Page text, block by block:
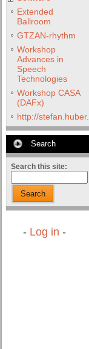
Extended
Ballroom
GTZAN-rhythm
Workshop
Advances in
Speech
Technologies
Workshop CASA
(DAFx)
http://
Search
Search this site:
Search
- Log in -